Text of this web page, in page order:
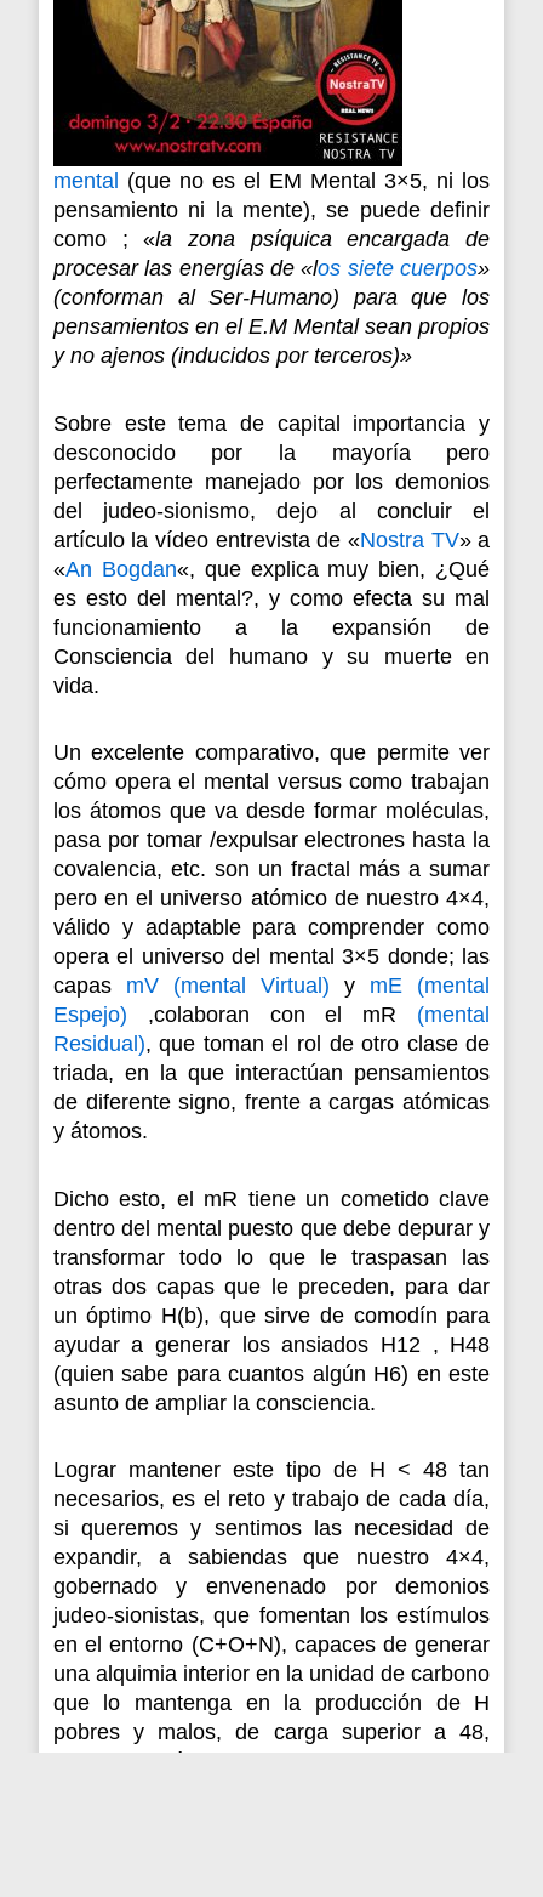
mental (que no es el EM Mental 3×5, ni los
pensamiento ni la mente), se puede definir
como ; «la zona psíquica encargada de
procesar las energías de «los siete cuerpos»
(conforman al Ser-Humano) para que los
pensamientos en el E.M Mental sean propios
y no ajenos (inducidos por terceros)»
Sobre este tema de capital importancia y
desconocido por la mayoría pero
perfectamente manejado por los demonios
del judeo-sionismo, dejo al concluir el
artículo la vídeo entrevista de «Nostra TV» a
«An Bogdan«, que explica muy bien, ¿Qué
es esto del mental?, y como efecta su mal
funcionamiento a la expansión de
Consciencia del humano y su muerte en
vida.
Un excelente comparativo, que permite ver
cómo opera el mental versus como trabajan
los átomos que va desde formar moléculas,
pasa por tomar /expulsar electrones hasta la
covalencia, etc. son un fractal más a sumar
pero en el universo atómico de nuestro 4×4,
válido y adaptable para comprender como
opera el universo del mental 3×5 donde; las
capas mV (mental Virtual) y mE (mental
Espejo) ,colaboran con el mR (mental
Residual), que toman el rol de otro clase de
triada, en la que interactúan pensamientos
de diferente signo, frente a cargas atómicas
y átomos.
Dicho esto, el mR tiene un cometido clave
dentro del mental puesto que debe depurar y
transformar todo lo que le traspasan las
otras dos capas que le preceden, para dar
un óptimo H(b), que sirve de comodín para
ayudar a generar los ansiados H12 , H48
(quien sabe para cuantos algún H6) en este
asunto de ampliar la consciencia.
Lograr mantener este tipo de H < 48 tan
necesarios, es el reto y trabajo de cada día,
si queremos y sentimos las necesidad de
expandir, a sabiendas que nuestro 4×4,
gobernado y envenenado por demonios
judeo-sionistas, que fomentan los estímulos
en el entorno (C+O+N), capaces de generar
una alquimia interior en la unidad de carbono
que lo mantenga en la producción de H
pobres y malos, de carga superior a 48,